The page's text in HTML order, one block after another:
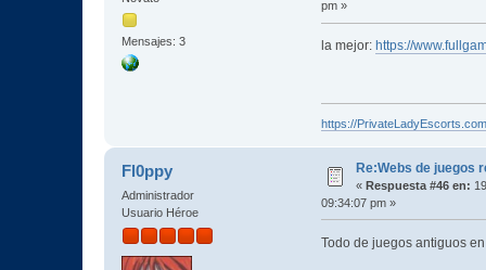
Mensajes: 3
pm »
la mejor: https://
https://PrivateLadyEscorts.com
Fl0ppy
Administrador
Usuario Héroe
Re:Webs de juegos
« Respuesta #46 en:
09:34:07 pm »
Todo de juegos antiguos